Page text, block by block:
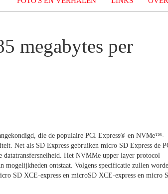
megabytes per
die de populaire PCI Express® en NVMe™-
Net als SD Express gebruiken micro SD Express de
datatransfersnelheid. Het NVMMe upper layer protocol
mogelijkheden ontstaat. Volgens specificatie zullen
SD XCE-express en microSD XCE-express en micro